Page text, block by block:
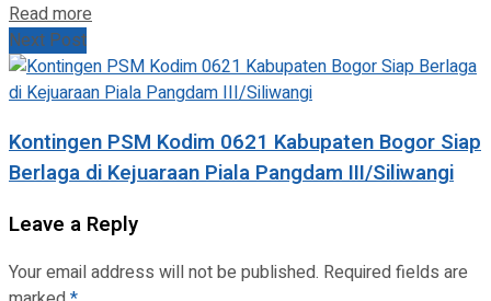
Read more
Next Post
Kontingen PSM Kodim 0621 Kabupaten Bogor Siap
Berlaga di Kejuaraan Piala Pangdam III/Siliwangi
Leave a Reply
Your email address will not be published. Required fields are